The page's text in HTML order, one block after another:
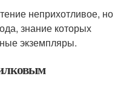
неприхотливое, но
знание которых
экземпляры.